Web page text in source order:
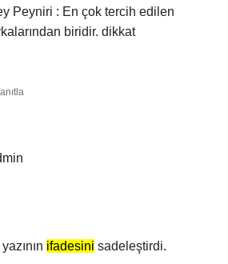
Peyniri : En çok tercih edilen
biridir. dikkat
ifadesini sadeleştirdi.